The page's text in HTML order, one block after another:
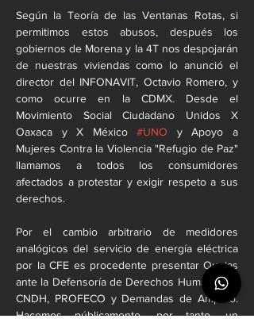
Según la Teoría de las Ventanas Rotas, si
permitimos estos abusos, después los
gobiernos de Morena y la 4T nos despojarán
de nuestras viviendas como lo anunció el
director del INFONAVIT, Octavio Romero, y
como ocurre en la CDMX. Desde el
Movimiento Social Ciudadano Unidos X
Oaxaca y X México #UNO y Apoyo a
Mujeres Contra la Violencia "Refugio de Paz"
llamamos a todos los consumidores
afectados a protestar y exigir respeto a sus
derechos.
Por el cambio arbitrario de medidores
analógicos del servicio de energía eléctrica
por la CFE es procedente presentar Quejas
ante la Defensoría de Derechos Humanos, la
CNDH, PROFECO y Demandas de Amparo.
Hacemos públicamente, por tanto, un